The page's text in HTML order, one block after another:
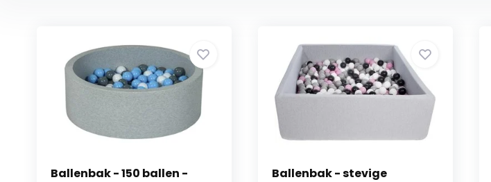
Ballenbak - 150 ballen -
Ballenbak - stevige